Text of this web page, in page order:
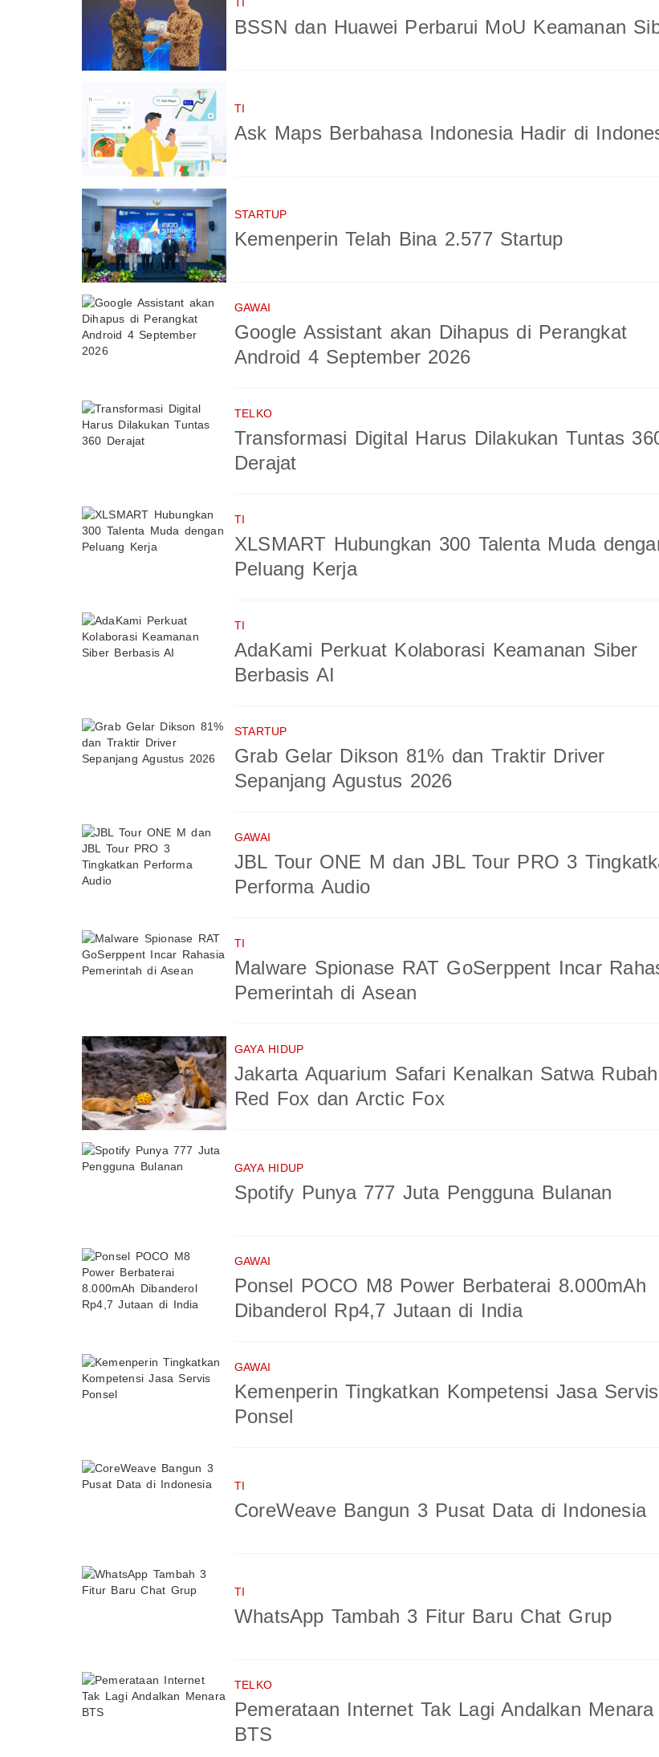
BSSN dan Huawei Perbarui MoU Keamanan
TI
Ask Maps Berbahasa Indonesia Hadir di
STARTUP
Kemenperin Telah Bina 2.577 Startup
GAWAI
Google Assistant akan Dihapus di Perangkat
Android 4 September 2026
TELKO
Transformasi Digital Harus Dilakukan Tuntas
Derajat
TI
XLSMART Hubungkan 300 Talenta Muda
Peluang Kerja
TI
AdaKami Perkuat Kolaborasi Keamanan Siber
Berbasis AI
STARTUP
Grab Gelar Dikson 81% dan Traktir Driver
Sepanjang Agustus 2026
GAWAI
JBL Tour ONE M dan JBL Tour PRO 3
Performa Audio
TI
Malware Spionase RAT GoSerppent Incar
Pemerintah di Asean
GAYA HIDUP
Jakarta Aquarium Safari Kenalkan Satwa Rubah
Red Fox dan Arctic Fox
GAYA HIDUP
Spotify Punya 777 Juta Pengguna Bulanan
GAWAI
Ponsel POCO M8 Power Berbaterai 8.000mAh
Dibanderol Rp4,7 Jutaan di India
GAWAI
Kemenperin Tingkatkan Kompetensi Jasa Servis
Ponsel
TI
CoreWeave Bangun 3 Pusat Data di Indonesia
TI
WhatsApp Tambah 3 Fitur Baru Chat Grup
TELKO
Pemerataan Internet Tak Lagi Andalkan Menara
BTS